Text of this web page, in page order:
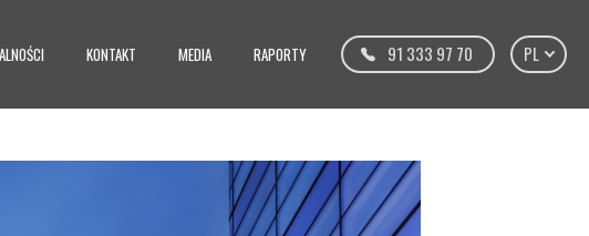
KONTAKT MEDIA RAPORTY 91 333 97 70 PL